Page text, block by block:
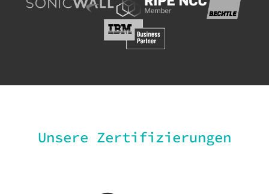
Unsere Zertifizierungen